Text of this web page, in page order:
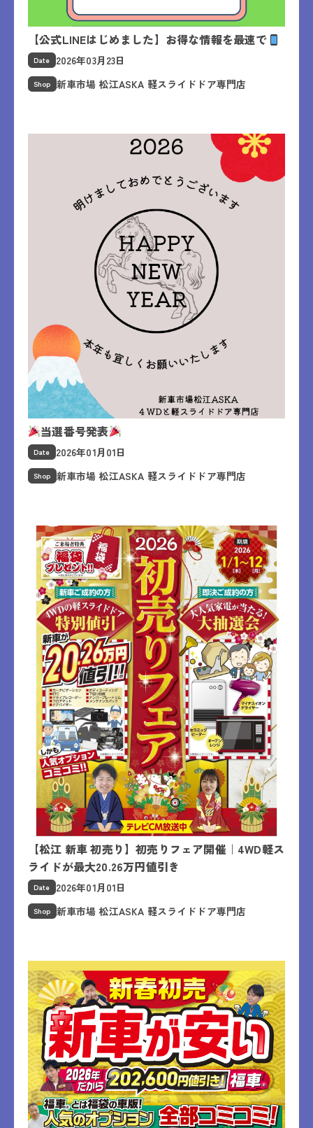
【公式LINEはじめました】お得な情報を最速で
Date 2026年03月23日
Shop 新車市場 松江ASKA 軽スライドドア専門店
当選番号発表
Date 2026年01月01日
Shop 新車市場 松江ASKA 軽スライドドア専門店
【松江 新車 初売り】初売りフェア開催｜4WD軽ス
ライドが最大20.26万円値引き
Date 2026年01月01日
Shop 新車市場 松江ASKA 軽スライドドア専門店